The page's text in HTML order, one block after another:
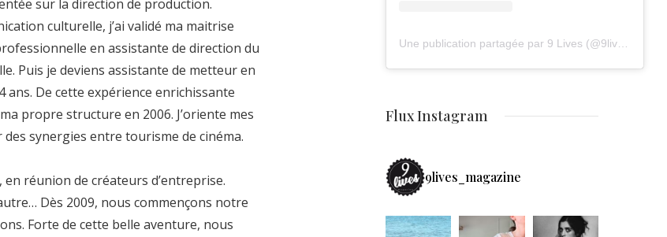
sur la direction de production.
culturelle, j’ai validé ma maitrise
en assistante de direction du
Puis je deviens assistante de metteur en
De cette expérience enrichissante
propre structure en 2006. J’oriente mes
synergies entre tourisme de cinéma.
réunion de créateurs d’entreprise.
Dès 2009, nous commençons notre
Forte de cette belle aventure, nous
Flux Instagram
9lives_magazine